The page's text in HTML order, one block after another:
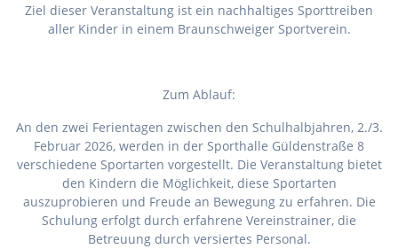
Ziel dieser Veranstaltung ist ein nachhaltiges Sporttreiben
aller Kinder in einem Braunschweiger Sportverein.
Zum Ablauf:
An den zwei Ferientagen zwischen den Schulhalbjahren, 2./3.
Februar 2026, werden in der Sporthalle Güldenstraße 8
verschiedene Sportarten vorgestellt. Die Veranstaltung bietet
den Kindern die Möglichkeit, diese Sportarten
auszuprobieren und Freude an Bewegung zu erfahren. Die
Schulung erfolgt durch erfahrene Vereinstrainer, die
Betreuung durch versiertes Personal.